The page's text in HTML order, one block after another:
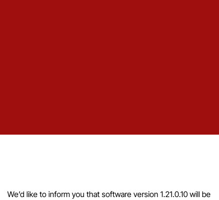
We’d like to inform you that software version 1.21.0.10 will be